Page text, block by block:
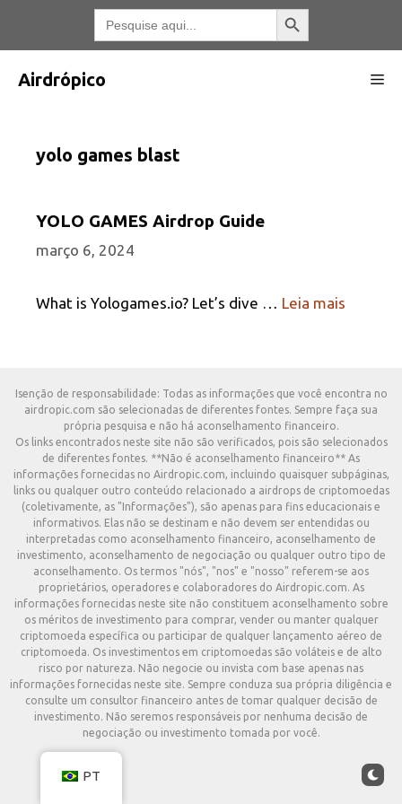
o
conteúdo
Pesquisar
por:
Botão Pesquisar
Airdrópico
yolo games blast
YOLO GAMES Airdrop Guide
março 6, 2024
What is Yologames.io? Let’s dive … Leia mais
Isenção de responsabilidade: Todas as informações que você encontra no
airdropic.com são selecionadas de diferentes fontes. Sempre faça sua
própria pesquisa e não há aconselhamento financeiro.
Os links encontrados neste site não são verificados, pois são selecionados
de diferentes fontes. **Não é aconselhamento financeiro** As
informações fornecidas no Airdropic.com, incluindo quaisquer subpáginas,
links ou qualquer outro conteúdo relacionado a airdrops de criptomoedas
(coletivamente, as "Informações"), são apenas para fins educacionais e
informativos. Elas não se destinam e não devem ser entendidas ou
interpretadas como aconselhamento financeiro, aconselhamento de
investimento, aconselhamento de negociação ou qualquer outro tipo de
aconselhamento. Os termos "nós", "nos" e "nosso" referem-se aos
proprietários, operadores e colaboradores do Airdropic.com. As
informações fornecidas neste site não constituem aconselhamento sobre
os méritos de investimento para comprar, vender ou manter qualquer
criptomoeda específica ou participar de qualquer lançamento aéreo de
criptomoeda. Os investimentos em criptomoedas são voláteis e de alto
risco por natureza. Não negocie ou invista com base apenas nas
informações fornecidas neste site. Sempre conduza sua própria diligência e
consulte um consultor financeiro antes de tomar qualquer decisão de
investimento. Não seremos responsáveis por nenhuma decisão de
negociação ou investimento tomada por você.
PT